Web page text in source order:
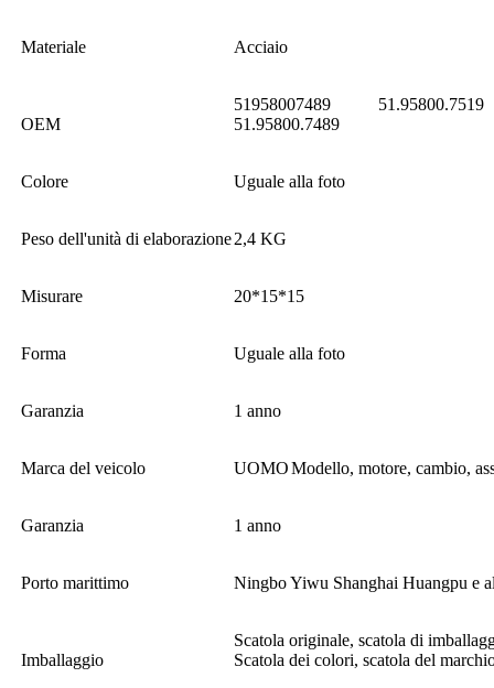
Materiale Acciaio
OEM
51958007489
51.95800.7489
Colore Uguale alla foto
Peso dell'unità di elaborazione2,4 KG
Misurare 20*15*15
Forma Uguale alla foto
Garanzia 1 anno
Marca del veicolo UOMOModello, motore, cambio,
Garanzia 1 anno
Porto marittimo Ningbo Yiwu Shanghai Huangpu e
Imballaggio
Scatola originale, scatola di
Scatola dei colori, scatola del